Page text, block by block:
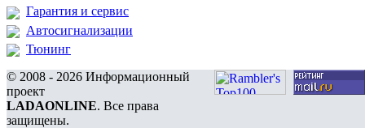
Гарантия и сервис
Автосигнализации
Тюнинг
© 2008 - 2026 Информационный
проект
LADAONLINE. Все права
защищены.